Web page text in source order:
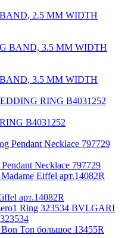
2.5 MM WIDTH
3.5 MM WIDTH
B4031252
Necklace 797729
Madame Eiffel арт.14082R
BVLGARI